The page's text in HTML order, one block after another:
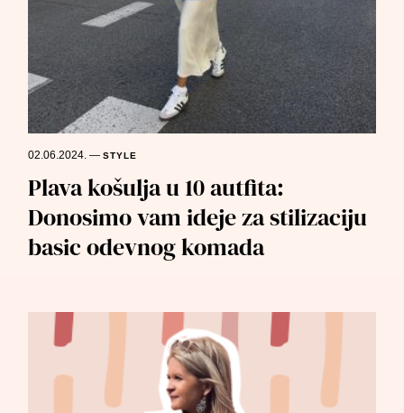
02.06.2024.—STYLE
Plava košulja u 10 autfita:
Donosimo vam ideje za stilizaciju
basic odevnog komada